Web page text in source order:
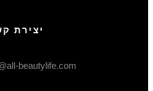
יצירת
beautylife.com